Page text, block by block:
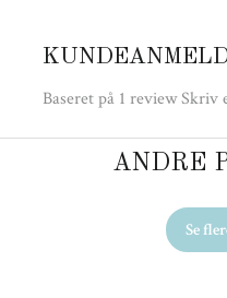
Baseret på 1 reviewSkriv
ANDRE
Se